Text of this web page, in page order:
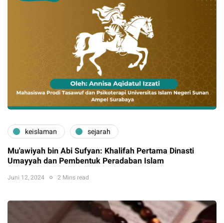
keislaman sejarah
Mu'awiyah bin Abi Sufyan: Khalifah Pertama Dinasti
Umayyah dan Pembentuk Peradaban Islam
Juni 12, 2024 2 Mins read